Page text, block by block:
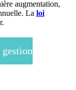
augmentation,
La loi